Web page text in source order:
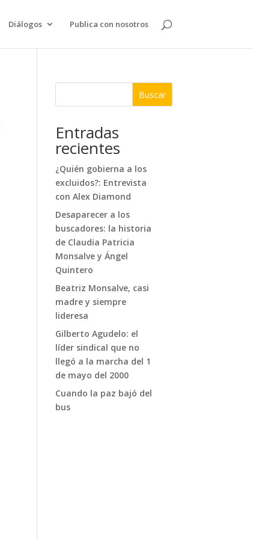
Diálogos Publica con nosotros
Buscar
Entradas
recientes
¿Quién gobierna a los
excluidos?: Entrevista
con Alex Diamond
Desaparecer a los
buscadores: la historia
de Claudia Patricia
Monsalve y Ángel
Quintero
Beatriz Monsalve, casi
madre y siempre
lideresa
Gilberto Agudelo: el
líder sindical que no
llegó a la marcha del 1
de mayo del 2000
Cuando la paz bajó del
bus